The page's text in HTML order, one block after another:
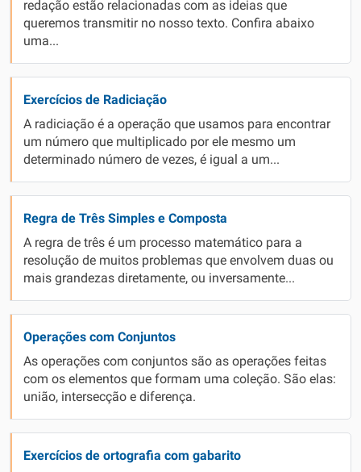
redação estão relacionadas com as ideias que
queremos transmitir no nosso texto. Confira abaixo
uma...
Exercícios de Radiciação
A radiciação é a operação que usamos para encontrar
um número que multiplicado por ele mesmo um
determinado número de vezes, é igual a um...
Regra de Três Simples e Composta
A regra de três é um processo matemático para a
resolução de muitos problemas que envolvem duas ou
mais grandezas diretamente, ou inversamente...
Operações com Conjuntos
As operações com conjuntos são as operações feitas
com os elementos que formam uma coleção. São elas:
união, intersecção e diferença.
Exercícios de ortografia com gabarito